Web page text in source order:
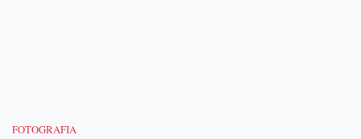
FOTOGRAFIA